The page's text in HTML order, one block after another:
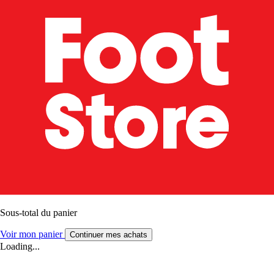
Sous-total du panier
Voir mon panier Continuer mes achats
Loading...